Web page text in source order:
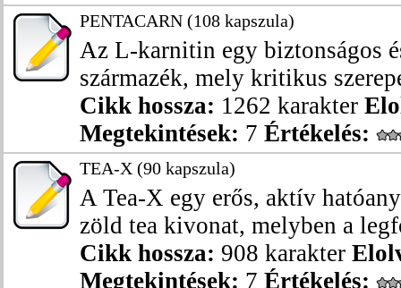
PENTACARN (108 kapszula)
Az L-karnitin egy biztonságos
származék, mely kritikus
Cikk hossza: 1262 karakter
Megtekintések: 7 Értékelés:
TEA-X (90 kapszula)
A Tea-X egy erős, aktív
zöld tea kivonat, melyben a
Cikk hossza: 908 karakter
Megtekintések: 7 Értékelés: